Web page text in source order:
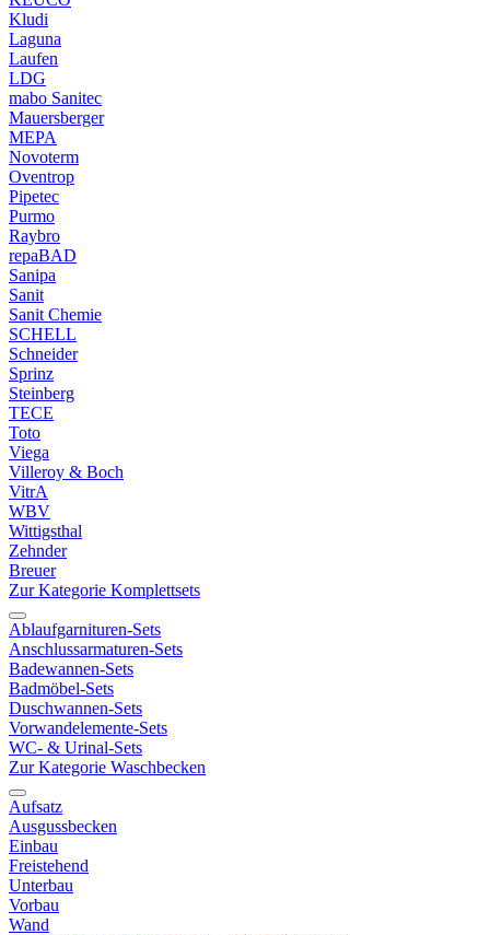
Kludi
Laguna
Laufen
LDG
mabo Sanitec
Mauersberger
MEPA
Novoterm
Oventrop
Pipetec
Purmo
Raybro
repaBAD
Sanipa
Sanit
Sanit Chemie
SCHELL
Schneider
Sprinz
Steinberg
TECE
Toto
Viega
Villeroy & Boch
VitrA
WBV
Wittigsthal
Zehnder
Breuer
Zur Kategorie Komplettsets
Ablaufgarnituren-Sets
Anschlussarmaturen-Sets
Badewannen-Sets
Badmöbel-Sets
Duschwannen-Sets
Vorwandelemente-Sets
WC- & Urinal-Sets
Zur Kategorie Waschbecken
Aufsatz
Ausgussbecken
Einbau
Freistehend
Unterbau
Vorbau
Wand